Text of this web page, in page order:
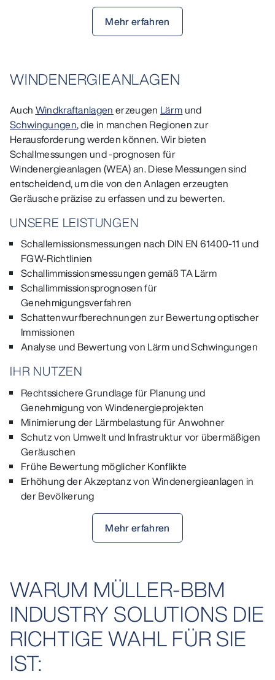
Mehr erfahren
WINDENERGIEANLAGEN
Auch Windkraftanlagen erzeugen Lärm und
Schwingungen, die in manchen Regionen zur
Herausforderung werden können. Wir bieten
Schallmessungen und -prognosen für
Windenergieanlagen (WEA) an. Diese Messungen sind
entscheidend, um die von den Anlagen erzeugten
Geräusche präzise zu erfassen und zu bewerten.
UNSERE LEISTUNGEN
Schallemissionsmessungen nach DIN EN 61400-11 und
FGW-Richtlinien
Schallimmissionsmessungen gemäß TA Lärm
Schallimmissionsprognosen für
Genehmigungsverfahren
Schattenwurfberechnungen zur Bewertung optischer
Immissionen
Analyse und Bewertung von Lärm und Schwingungen
IHR NUTZEN
Rechtssichere Grundlage für Planung und
Genehmigung von Windenergieprojekten
Minimierung der Lärmbelastung für Anwohner
Schutz von Umwelt und Infrastruktur vor übermäßigen
Geräuschen
Frühe Bewertung möglicher Konflikte
Erhöhung der Akzeptanz von Windenergieanlagen in
der Bevölkerung
Mehr erfahren
WARUM MÜLLER-BBM
INDUSTRY SOLUTIONS DIE
RICHTIGE WAHL FÜR SIE
IST: